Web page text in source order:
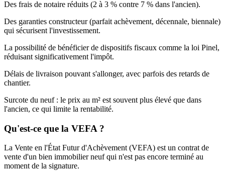
Des frais de notaire réduits (2 à 3 % contre 7 % dans l'ancien).
Des garanties constructeur (parfait achèvement, décennale, biennale)
qui sécurisent l'investissement.
La possibilité de bénéficier de dispositifs fiscaux comme la loi Pinel,
réduisant significativement l'impôt.
Délais de livraison pouvant s'allonger, avec parfois des retards de
chantier.
Surcote du neuf : le prix au m² est souvent plus élevé que dans
l'ancien, ce qui limite la rentabilité.
Qu'est-ce que la VEFA ?
La Vente en l'État Futur d'Achèvement (VEFA) est un contrat de
vente d'un bien immobilier neuf qui n'est pas encore terminé au
moment de la signature.